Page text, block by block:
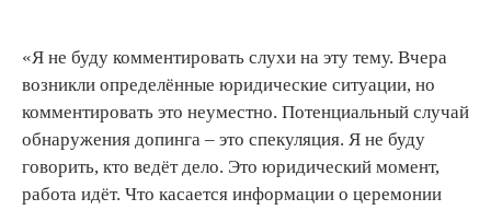
«Я не буду комментировать слухи на эту тему. Вчера
возникли определённые юридические ситуации, но
комментировать это неуместно. Потенциальный случай
обнаружения допинга – это спекуляция. Я не буду
говорить, кто ведёт дело. Это юридический момент,
работа идёт. Что касается информации о церемонии